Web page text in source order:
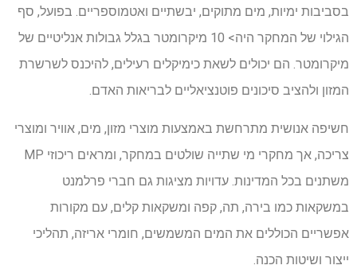
בסביבות ימיות, מים מתוקים, יבשתיים ואטמוספריים. בפועל, סף
הגילוי של המחקר היה> 10 מיקרומטר בגלל גבולות אנליטיים של
מיקרומטר. הם יכולים לשאת כימיקלים רעילים, להיכנס לשרשרת
המזון ולהציב סיכונים פוטנציאליים לבריאות האדם.
חשיפה אנושית מתרחשת באמצעות מוצרי מזון, מים, אוויר ומוצרי
צריכה, אך מחקרי מי שתייה שולטים במחקר, ומראים ריכוזי MP
משתנים בכל המדינות. עדויות מציגות גם חברי פרלמנט
במשקאות כמו בירה, תה, קפה ומשקאות קלים, עם מקורות
אפשריים הכוללים את המים המשמשים, חומרי אריזה, תהליכי
ייצור ושיטות הכנה.